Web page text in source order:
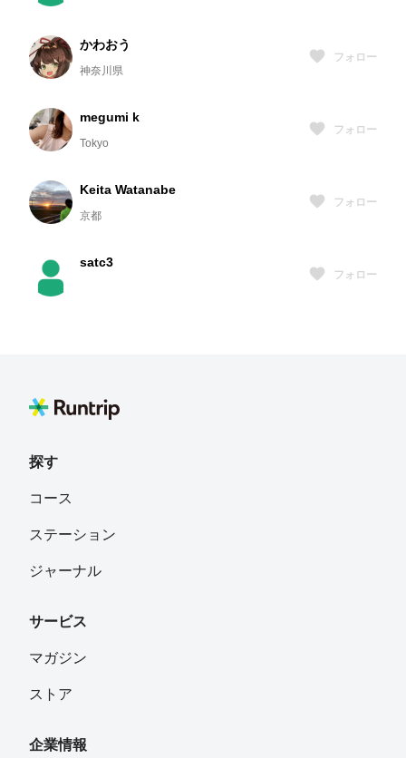
かわおう
神奈川県
フォロー
megumi k
Tokyo
フォロー
Keita Watanabe
京都
フォロー
satc3
フォロー
もーこ
風の街
探す
コース
ステーション
ジャーナル
サービス
マガジン
ストア
企業情報